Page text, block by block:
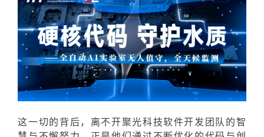
这一切的背后，离不开聚光科技软件开发团队的智